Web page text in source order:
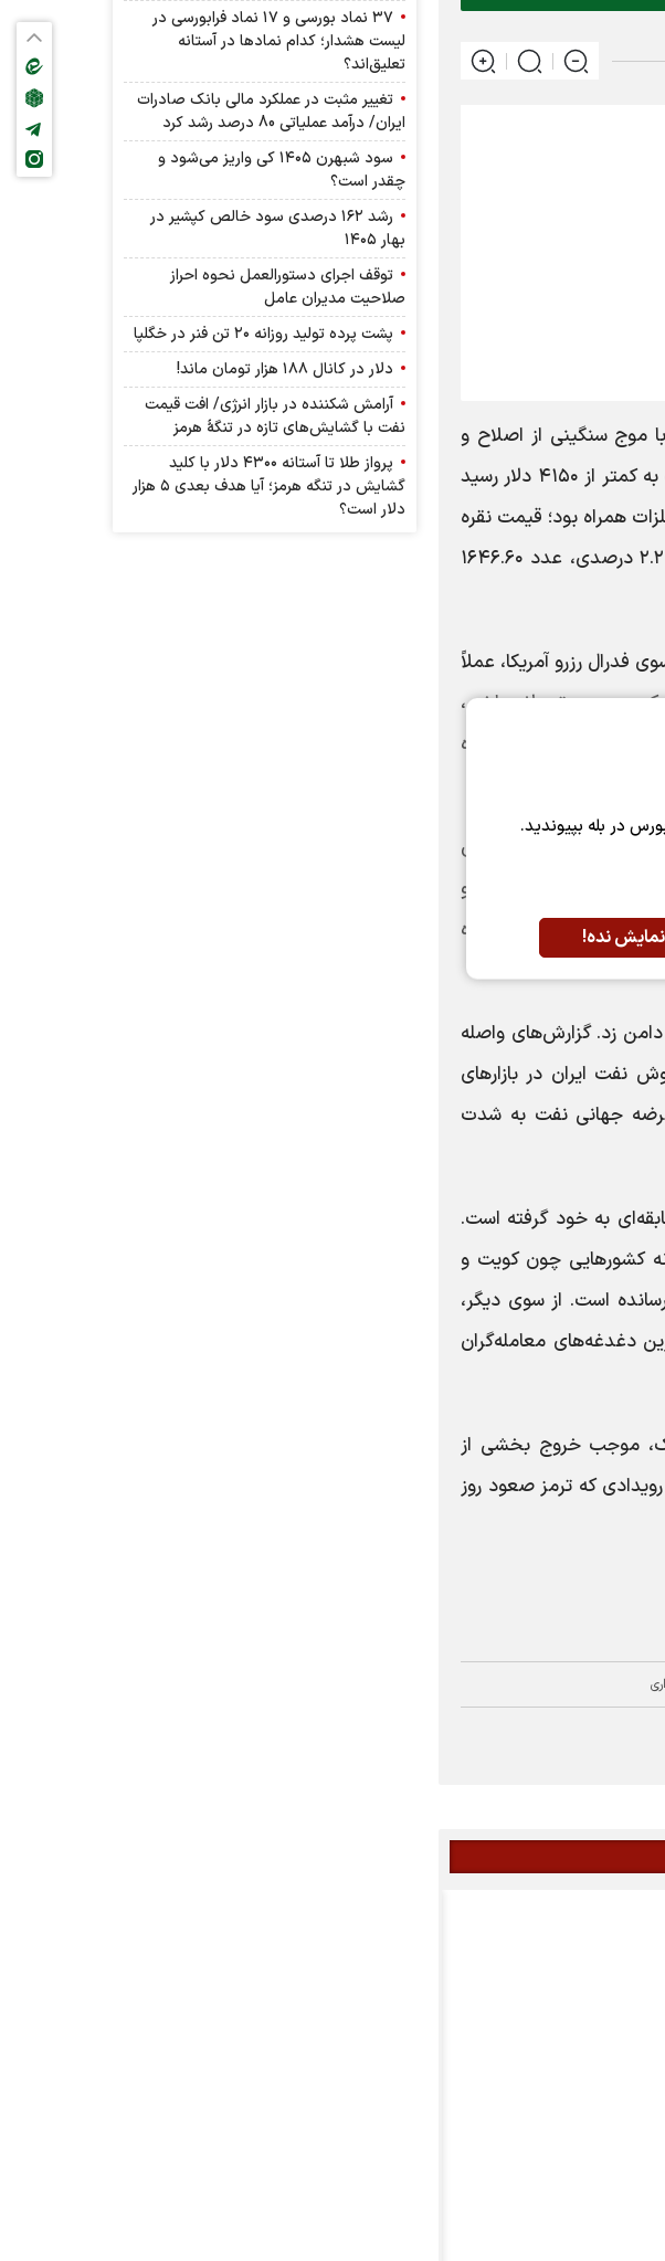
در بله بپیوندید.
نده!
موج سنگینی از اصلاح و
ریزش قیمت‌ها مواجه شد؛ به طوری که بهای هر اونس طلای نقدی در معاملات روز سه‌شنبه به کمتر از ۴۱۵۰ دلار رسید
همراه بود؛ قیمت نقره
با ریزش سنگین ۳.۳ درصدی به ۶۲.۹۳ دلار در هر اونس سقوط کرد و پلاتین نیز با نزول ۲.۲ درصدی، عدد ۱۶۴۶.۶۰
رزرو آمریکا، عملاً
کرد. در پی تحولات اخیر،
خود را بازنگری کرده
گنجانده‌اند.
شاخص قیمت هزینه‌های
تورم به شمار می‌رود و
پولی ایالات متحده
دامن زد. گزارش‌های واصله
واشنگتن یک مجوز ویژه و ۶۰ روزه برای فروش نفت ایران در بازارهای
عرضه جهانی نفت به شدت
به خود گرفته است.
کشورهایی چون کویت و
است. از سوی دیگر،
آخرین دغدغه‌های معامله‌گران
موجب خروج بخشی از
که ترمز صعود روز
۳۷ نماد بورسی و ۱۷ نماد فرابورسی در
لیست هشدار؛ کدام نماد‌ها در آستانه
تعلیق‌اند؟
تغییر مثبت در عملکرد مالی بانک صادرات
ایران/ درآمد عملیاتی 80 درصد رشد کرد
سود شبهرن ۱۴۰۵ کی واریز می‌شود و
چقدر است؟
رشد ۱۶۲ درصدی سود خالص کپشیر در
بهار ۱۴۰۵
توقف اجرای دستورالعمل نحوه احراز
صلاحیت مدیران عامل
پشت پرده تولید روزانه ۲۰ تن فنر در خگلپا
دلار در کانال ۱۸۸ هزار تومان ماند!
آرامش شکننده در بازار انرژی/ افت قیمت
نفت با گشایش‌های تازه در تنگۀ هرمز
پرواز طلا تا آستانه ۴۳۰۰ دلار با کلید
گشایش در تنگه هرمز؛ آیا هدف بعدی ۵ هزار
دلار است؟